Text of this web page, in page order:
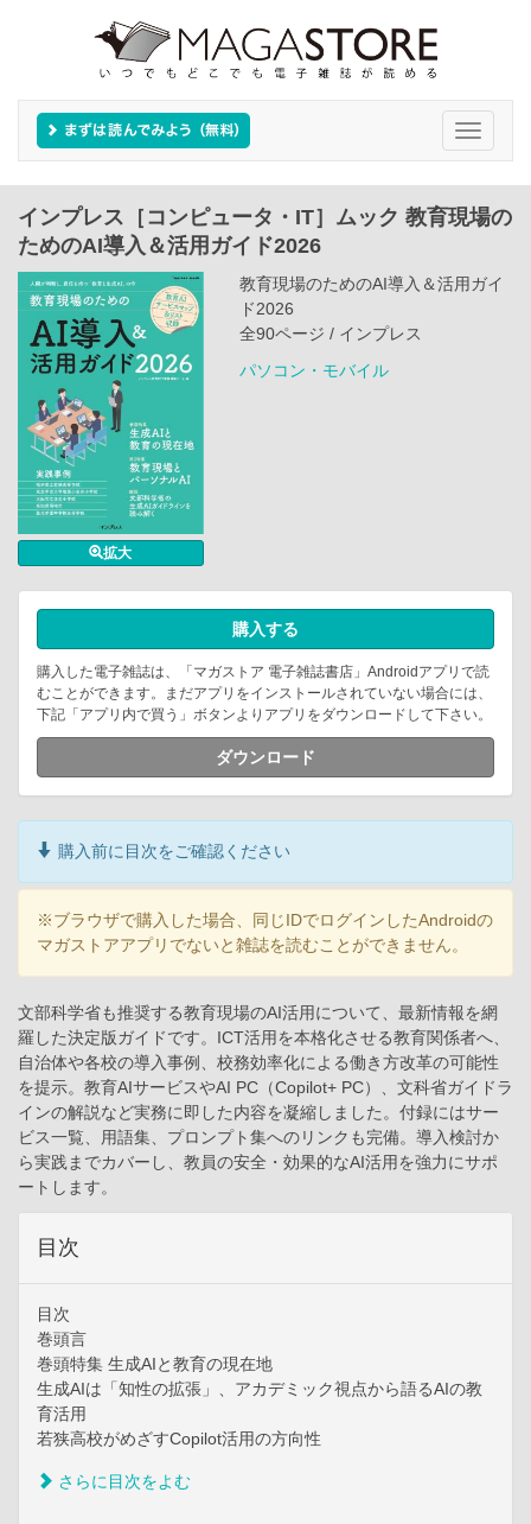
Toggle
インプレス［コンピュータ・IT］ムック 教育現場の
ためのAI導入＆活用ガイド2026
拡大
教育現場のためのAI導入＆活用ガイ
ド2026
全90ページ / インプレス
パソコン・モバイル
購入する
購入した電子雑誌は、「マガストア 電子雑誌書店」Androidアプリで読
むことができます。まだアプリをインストールされていない場合には、
下記「アプリ内で買う」ボタンよりアプリをダウンロードして下さい。
ダウンロード
購入前に目次をご確認ください
※ブラウザで購入した場合、同じIDでログインしたAndroidの
マガストアアプリでないと雑誌を読むことができません。
文部科学省も推奨する教育現場のAI活用について、最新情報を網
羅した決定版ガイドです。ICT活用を本格化させる教育関係者へ、
自治体や各校の導入事例、校務効率化による働き方改革の可能性
を提示。教育AIサービスやAI PC（Copilot+ PC）、文科省ガイドラ
インの解説など実務に即した内容を凝縮しました。付録にはサー
ビス一覧、用語集、プロンプト集へのリンクも完備。導入検討か
ら実践までカバーし、教員の安全・効果的なAI活用を強力にサポ
ートします。
目次
目次
巻頭言
巻頭特集 生成AIと教育の現在地
生成AIは「知性の拡張」、アカデミック視点から語るAIの教
育活用
若狭高校がめざすCopilot活用の方向性
さらに目次をよむ